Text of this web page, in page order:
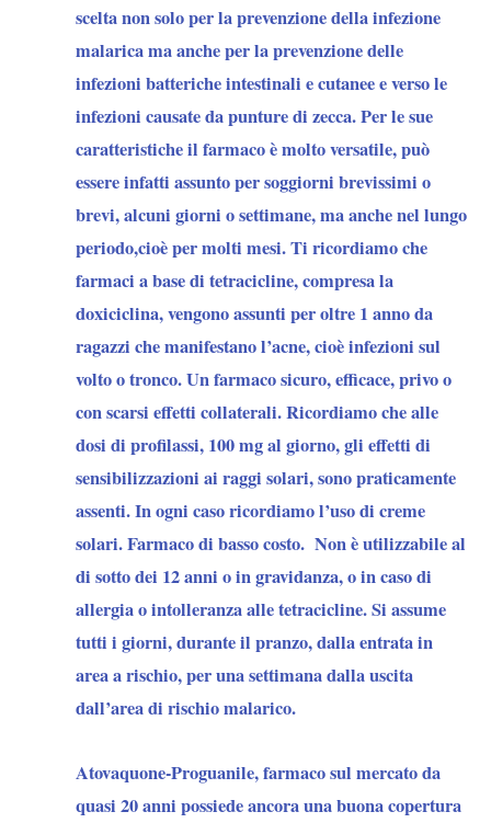
scelta non solo per la prevenzione della infezione
malarica ma anche per la prevenzione delle
infezioni batteriche intestinali e cutanee e verso le
infezioni causate da punture di zecca. Per le sue
caratteristiche il farmaco è molto versatile, può
essere infatti assunto per soggiorni brevissimi o
brevi, alcuni giorni o settimane, ma anche nel lungo
periodo,cioè per molti mesi. Ti ricordiamo che
farmaci a base di tetracicline, compresa la
doxiciclina, vengono assunti per oltre 1 anno da
ragazzi che manifestano l’acne, cioè infezioni sul
volto o tronco. Un farmaco sicuro, efficace, privo o
con scarsi effetti collaterali. Ricordiamo che alle
dosi di profilassi, 100 mg al giorno, gli effetti di
sensibilizzazioni ai raggi solari, sono praticamente
assenti. In ogni caso ricordiamo l’uso di creme
solari. Farmaco di basso costo. Non è utilizzabile al
di sotto dei 12 anni o in gravidanza, o in caso di
allergia o intolleranza alle tetracicline. Si assume
tutti i giorni, durante il pranzo, dalla entrata in
area a rischio, per una settimana dalla uscita
dall’area di rischio malarico.
Atovaquone-Proguanile, farmaco sul mercato da
quasi 20 anni possiede ancora una buona copertura